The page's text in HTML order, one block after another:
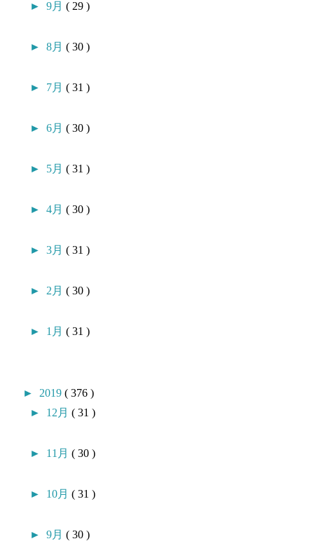
►9月( 29 )
►8月( 30 )
► 7月( 31 )
►6月( 30 )
► 5月( 31 )
►4月( 30 )
►3月( 31 )
► 2月( 30 )
► 1月( 31 )
► 2019( 376 )
► 12月( 31 )
► 11月( 30 )
► 10月( 31 )
►9月( 30 )